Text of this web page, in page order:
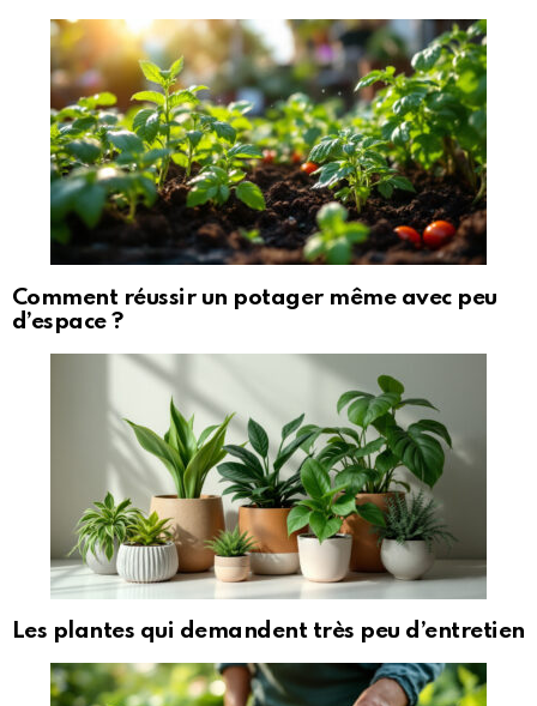
Comment réussir un potager même avec peu
d’espace ?
Les plantes qui demandent très peu d’entretien